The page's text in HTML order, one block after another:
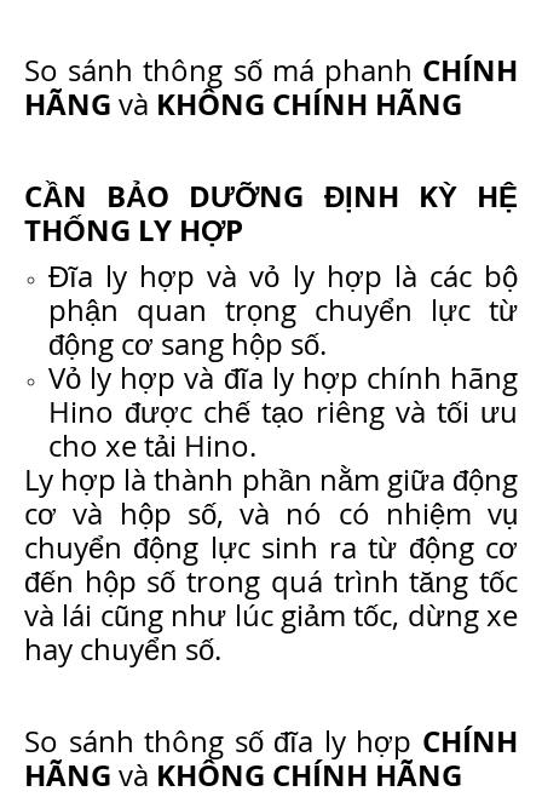
So sánh thông số má phanh CHÍNH
HÃNG và KHÔNG CHÍNH HÃNG
CẦN BẢO DƯỠNG ĐỊNH KỲ HỆ
THỐNG LY HỢP
Đĩa ly hợp và vỏ ly hợp là các bộ
phận quan trọng chuyển lực từ
động cơ sang hộp số.
Vỏ ly hợp và đĩa ly hợp chính hãng
Hino được chế tạo riêng và tối ưu
cho xe tải Hino.
Ly hợp là thành phần nằm giữa động
cơ và hộp số, và nó có nhiệm vụ
chuyển động lực sinh ra từ động cơ
đến hộp số trong quá trình tăng tốc
và lái cũng như lúc giảm tốc, dừng xe
hay chuyển số.
So sánh thông số đĩa ly hợp CHÍNH
HÃNG và KHÔNG CHÍNH HÃNG